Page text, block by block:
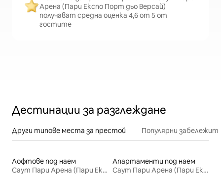
Арена (Пари Експо Порт дьо Версай)
получават средна оценка 4,6 от 5 от
гостите
Дестинации за разглеждане
Други типове места за престой Популярни
Лофтове под наем
Саут Пари Арена (Пари Експо Порт дьо Версай)
Апартаменти под наем
Саут Пари Арена (Пари Експо Порт дьо Версай)